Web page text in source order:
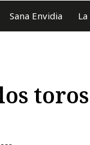
Sana Envidia
toros